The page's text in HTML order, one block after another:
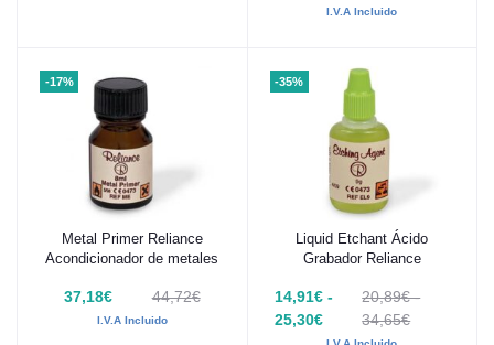
I.V.A Incluido
-17%
Añadir al carrito
Metal Primer Reliance
Acondicionador de metales
37,18€ 44,72€
I.V.A Incluido
-35%
Añadir al carrito
Liquid Etchant Ácido
Grabador Reliance
14,91€ -
25,30€
20,89€ -
34,65€